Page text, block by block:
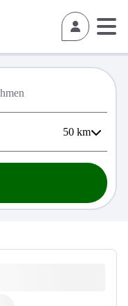
50 km